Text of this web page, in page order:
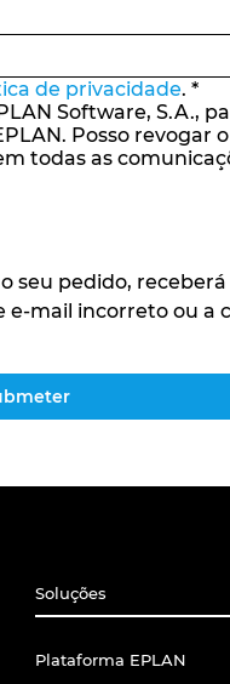
de privacidade. *
Software, S.A.,
Posso
todas as
seu pedido,
mail incorreto ou a
Soluções
Plataforma EPLAN